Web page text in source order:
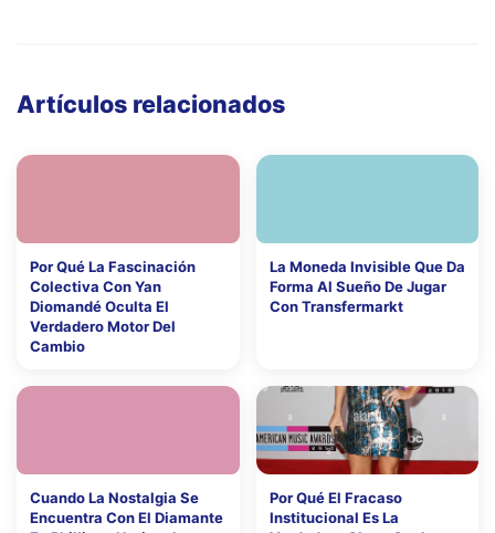
Artículos relacionados
Por Qué La Fascinación
Colectiva Con Yan
Diomandé Oculta El
Verdadero Motor Del
Cambio
La Moneda Invisible Que Da
Forma Al Sueño De Jugar
Con Transfermarkt
Cuando La Nostalgia Se
Encuentra Con El Diamante
Por Qué El Fracaso
Institucional Es La